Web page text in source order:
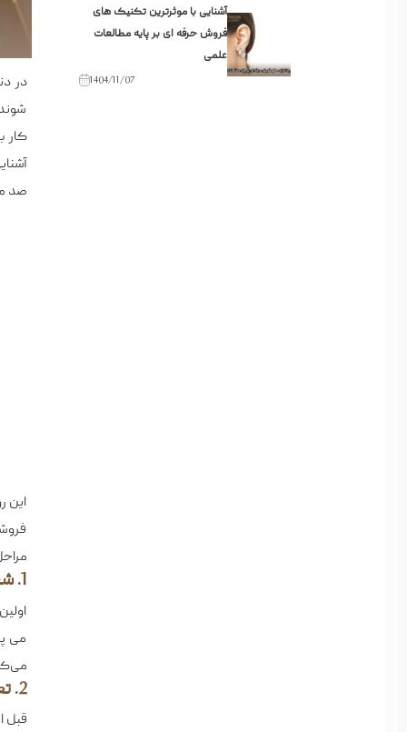
آشنایی با موثرترین تکنیک های
فروش حرفه ای بر پایه مطالعات
علمی
1404/11/07
در
کار
صد
این
1. شناخت بازار و تحلیل رقبا
می
2. تعیین مخاطب هدف
قبل